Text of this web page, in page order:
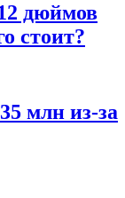
дюймов
стоит?
млн из-за